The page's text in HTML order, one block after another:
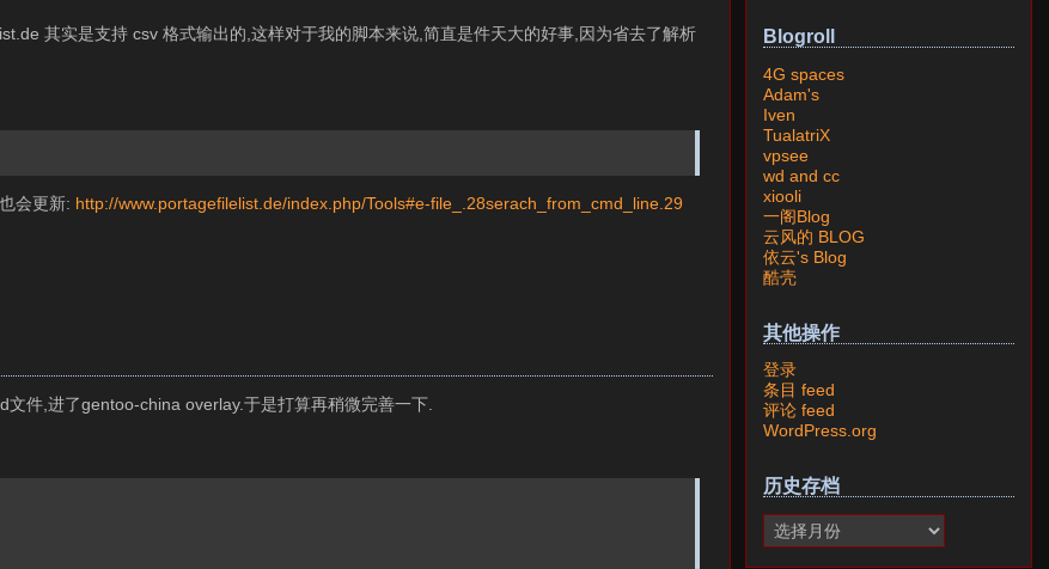
其实是支持 csv 格式输出的,这样对于我的脚本来说,简直是件天大的好事,因为省去了解析
会更新: http://www.portagefilelist.de/index.php/Tools#e-file_.28serach_from_cmd_line.29
文件,进了gentoo-china overlay.于是打算再稍微完善一下.
Blogroll
4G spaces
Adam's
Iven
TualatriX
vpsee
wd and cc
xiooli
一阁Blog
云风的 BLOG
依云's Blog
酷壳
其他操作
登录
条目 feed
评论 feed
WordPress.org
历史存档